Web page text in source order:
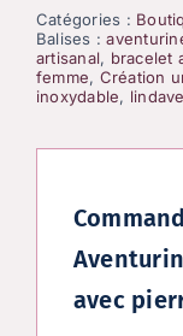
Catégories :
Balises :
artisanal, bracelet
femme, Création
inoxydable,
avec